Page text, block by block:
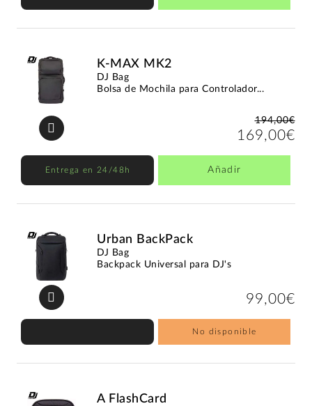
K-MAX MK2
DJ Bag
Bolsa de Mochila para Controlador...
194,00€
169,00€
Entrega en 24/48h Añadir
Urban BackPack
DJ Bag
Backpack Universal para DJ's
99,00€
No disponible
A FlashCard